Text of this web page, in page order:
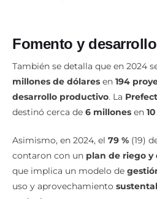
Fomento y
También se detalla que en 2024
millones de dólares en 194
desarrollo productivo. La
destinó cerca de 6 millones en
Asimismo, en 2024, el 79 % (19)
contaron con un plan de riego
que implica un modelo de
uso y aprovechamiento